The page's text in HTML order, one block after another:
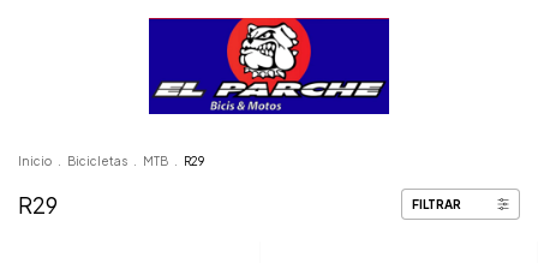
Inicio Bicicletas MTB R29
R29 FILTRAR